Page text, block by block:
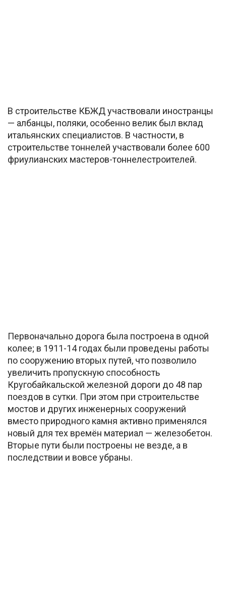
В строительстве КБЖД участвовали иностранцы
— албанцы, поляки, особенно велик был вклад
итальянских специалистов. В частности, в
строительстве тоннелей участвовали более 600
фриулианских мастеров-тоннелестроителей.
Первоначально дорога была построена в одной
колее; в 1911-14 годах были проведены работы
по сооружению вторых путей, что позволило
увеличить пропускную способность
Кругобайкальской железной дороги до 48 пар
поездов в сутки. При этом при строительстве
мостов и других инженерных сооружений
вместо природного камня активно применялся
новый для тех времён материал — железобетон.
Вторые пути были построены не везде, а в
последствии и вовсе убраны.